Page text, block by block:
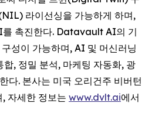
라이선싱을 가능하게 하며,
를 촉진한다. Datavault AI의 기
성이 가능하며, AI 및 머신러닝
, 정밀 분석, 마케팅 자동화, 광
다. 본사는 미국 오리건주 비버턴
자세한 정보는 www.dvlt.ai에서